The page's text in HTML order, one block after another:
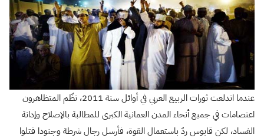
عندما اندلعت ثورات الربيع العربي في أوائل سنة 2011، نظّم المتظاهرون
اعتصامات في جميع أنحاء المدن العمانية الكبرى للمطالبة بالإصلاح وإدانة
الفساد، لكن قابوس ردّ باستعمال القوة، فأرسل رجال شرطة وجنودا قتلوا